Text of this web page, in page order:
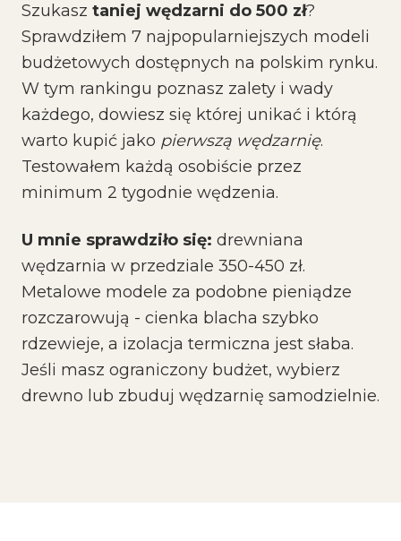
Szukasz taniej wędzarni do 500 zł?
Sprawdziłem 7 najpopularniejszych modeli
budżetowych dostępnych na polskim rynku.
W tym rankingu poznasz zalety i wady
każdego, dowiesz się której unikać i którą
warto kupić jako pierwszą wędzarnię.
Testowałem każdą osobiście przez
minimum 2 tygodnie wędzenia.
U mnie sprawdziło się: drewniana
wędzarnia w przedziale 350-450 zł.
Metalowe modele za podobne pieniądze
rozczarowują - cienka blacha szybko
rdzewieje, a izolacja termiczna jest słaba.
Jeśli masz ograniczony budżet, wybierz
drewno lub zbuduj wędzarnię samodzielnie.